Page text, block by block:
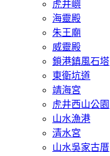
虎井嶼
海靈殿
朱王廟
威靈殿
鎖港鎮風石塔
東衛坑道
靖海宮
虎井西山公園
山水漁港
清水宮
山水吳家古厝